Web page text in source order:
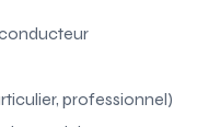
professionnel)